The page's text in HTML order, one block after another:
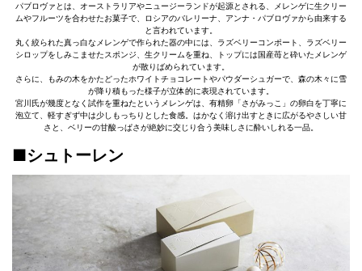
パブロヴァとは、オーストラリアやニュージーランドが起源とされる、メレンゲに生クリー
ムやフルーツを合わせたお菓子で、ロシアのバレリーナ、アンナ・パブロヴァから由来する
と言われています。
丸く絞られた真っ白なメレンゲで作られた器の中には、ラズベリーコンポート、ラズベリー
シロップをしみこませたスポンジ、生クリームを重ね、トップには国産苺と砕いたメレンゲ
が散りばめられています。
さらに、もみの木をかたどったホワイトチョコレートやパウダーシュガーで、森の木々に雪
が降り積もった様子が立体的に表現されています。
宮川氏が幾度となく試作を重ねたというメレンゲは、有精卵「さがみっこ」の卵白を丁寧に
泡立て、軽すぎず中は少しもっちりとした食感。はかなく溶け出すときに広がるやさしい甘
さと、ベリーの甘酸っぱさが絶妙に交じり合う美味しさに酔いしれる一品。
■シュトーレン